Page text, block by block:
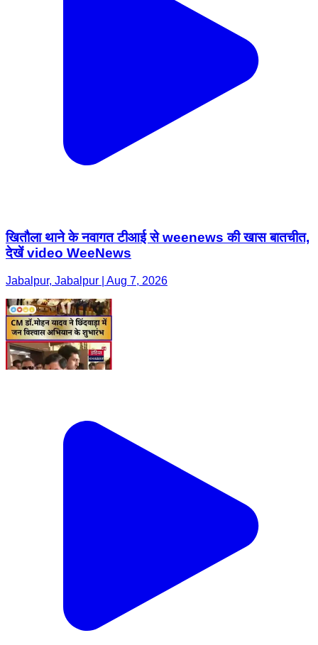
खितौला थाने के नवागत टीआई से weenews की खास बातचीत,
देखें video WeeNews
Jabalpur, Jabalpur | Aug 7, 2026